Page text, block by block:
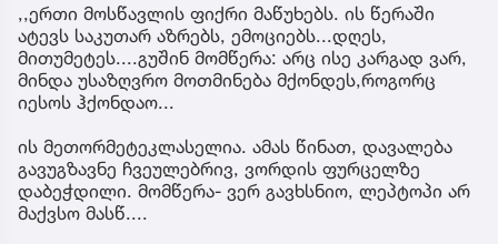
,,ერთი მოსწავლის ფიქრი მაწუხებს. ის წერაში
ატევს საკუთარ აზრებს, ემოციებს...დღეს,
მითუმეტეს....გუშინ მომწერა: არც ისე კარგად ვარ,
მინდა უსაზღვრო მოთმინება მქონდეს,როგორც
იესოს ჰქონდაო...
ის მეთორმეტეკლასელია. ამას წინათ, დავალება
გავუგზავნე ჩვეულებრივ, ვორდის ფურცელზე
დაბეჭდილი. მომწერა- ვერ გავხსნიო, ლეპტოპი არ
მაქვსო მასწ....